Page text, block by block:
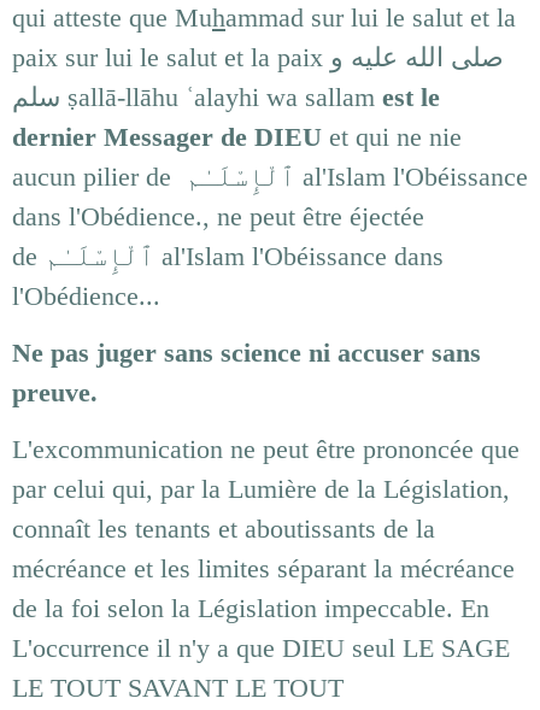
qui atteste que Muhammad sur lui le salut et la
paix sur lui le salut et la paix صلى الله عليه و
سلم ṣallā-llāhu ʿalayhi wa sallam est le
dernier Messager de DIEU et qui ne nie
aucun pilier de ٱلْإِسْلَـٰم al'Islam l'Obéissance
dans l'Obédience., ne peut être éjectée
de ٱلْإِسْلَـٰم al'Islam l'Obéissance dans
l'Obédience...
Ne pas juger sans science ni accuser sans
preuve.
L'excommunication ne peut être prononcée que
par celui qui, par la Lumière de la Législation,
connaît les tenants et aboutissants de la
mécréance et les limites séparant la mécréance
de la foi selon la Législation impeccable. En
L'occurrence il n'y a que DIEU seul LE SAGE
LE TOUT SAVANT LE TOUT